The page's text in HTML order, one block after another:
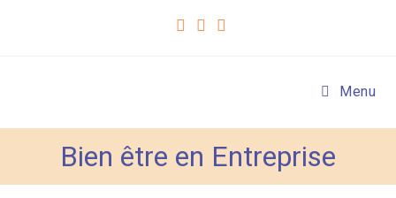
Menu
Bien être en Entreprise